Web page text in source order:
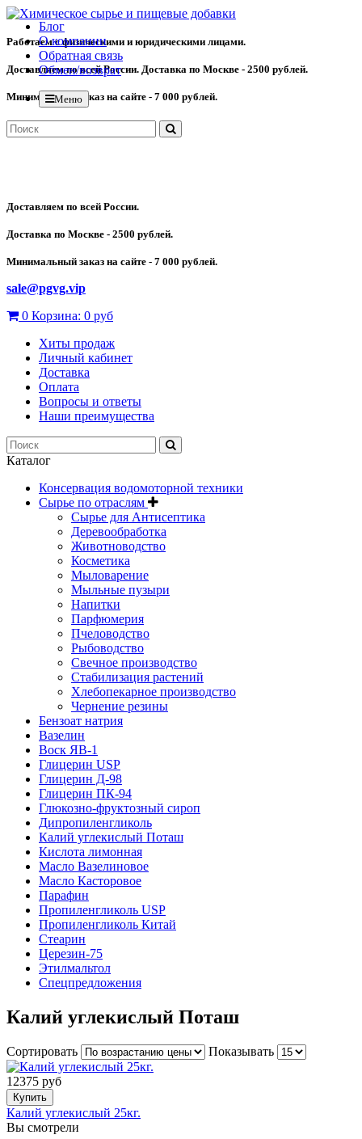
Блог
О компании
Обратная связь
Обмен/возврат
Меню
Работаем с физическими и юридическими лицами.
Доставляем по всей России. Доставка по Москве - 2500 рублей.
Минимальный заказ на сайте - 7 000 рублей.
Доставляем по всей России.
Доставка по Москве - 2500 рублей.
Минимальный заказ на сайте - 7 000 рублей.
sale@pgvg.vip
0 Корзина: 0 руб
Хиты продаж
Личный кабинет
Доставка
Оплата
Вопросы и ответы
Наши преимущества
Каталог
Консервация водомоторной техники
Сырье по отраслям
Сырье для Антисептика
Деревообработка
Животноводство
Косметика
Мыловарение
Мыльные пузыри
Напитки
Парфюмерия
Пчеловодство
Рыбоводство
Свечное производство
Стабилизация растений
Хлебопекарное производство
Чернение резины
Бензоат натрия
Вазелин
Воск ЯВ-1
Глицерин USP
Глицерин Д-98
Глицерин ПК-94
Глюкозно-фруктозный сироп
Дипропиленгликоль
Калий углекислый Поташ
Кислота лимонная
Масло Вазелиновое
Масло Касторовое
Парафин
Пропиленгликоль USP
Пропиленгликоль Китай
Стеарин
Церезин-75
Этилмальтол
Спецпредложения
Калий углекислый Поташ
Сортировать Показывать
12375 руб
Купить
Калий углекислый 25кг.
Вы смотрели